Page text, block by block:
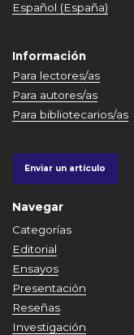
Español (España)
Información
Para lectores/as
Para autores/as
Para bibliotecarios/as
Enviar un artículo
Navegar
Categorías
Editorial
Ensayos
Presentación
Reseñas
Investigación